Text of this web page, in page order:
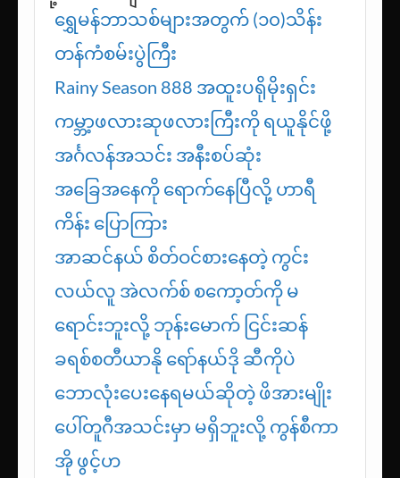
ပို့စ်အသစ်များ
ရွှေမန်ဘာသစ်များအတွက် (၁၀)သိန်း
တန်ကံစမ်းပွဲကြီး
Rainy Season 888 အထူးပရိုမိုးရှင်း
ကမ္ဘာ့ဖလားဆုဖလားကြီးကို ရယူနိုင်ဖို့
အင်္ဂလန်အသင်း အနီးစပ်ဆုံး
အခြေအနေကို ရောက်နေပြီလို့ ဟာရီ
ကိန်း ပြောကြား
အာဆင်နယ် စိတ်ဝင်စားနေတဲ့ ကွင်း
လယ်လူ အဲလက်စ် စကော့တ်ကို မ
ရောင်းဘူးလို့ ဘုန်းမောက် ငြင်းဆန်
ခရစ်စတီယာနို ရော်နယ်ဒို ဆီကိုပဲ
ဘောလုံးပေးနေရမယ်ဆိုတဲ့ ဖိအားမျိုး